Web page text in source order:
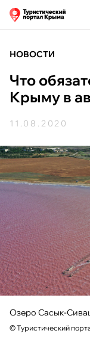
НОВОСТИ
Что
Крыму в
11.08.2020
Озеро Сасык-
©Туристический